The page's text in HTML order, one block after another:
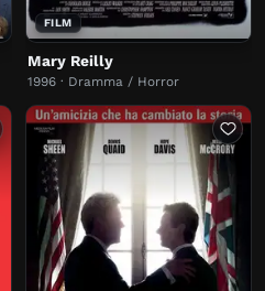
FILM
Mary Reilly
1996 · Dramma / Horror